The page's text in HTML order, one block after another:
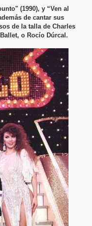
(1990), y “Ven al
de cantar sus
de la talla de Charles
o Rocío Dúrcal.